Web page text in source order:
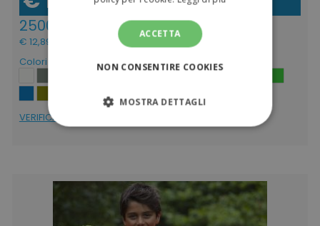
(IVA escl.)
2500pz
€ 12,89
Colori
VERIFICA DISPONIBILITÁ
ACCETTA
NON CONSENTIRE COOKIES
MOSTRA DETTAGLI
TARGETING